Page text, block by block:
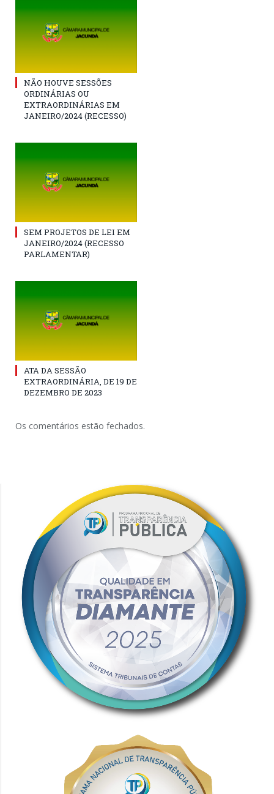
NÃO HOUVE SESSÕES
ORDINÁRIAS OU
EXTRAORDINÁRIAS EM
JANEIRO/2024 (RECESSO)
SEM PROJETOS DE LEI EM
JANEIRO/2024 (RECESSO
PARLAMENTAR)
ATA DA SESSÃO
EXTRAORDINÁRIA, DE 19 DE
DEZEMBRO DE 2023
Os comentários estão fechados.